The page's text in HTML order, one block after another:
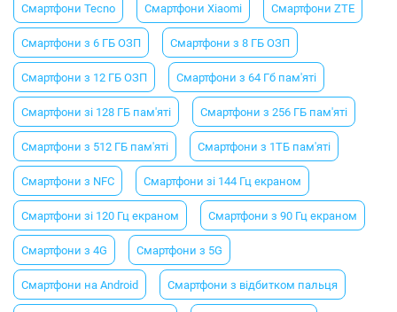
Смартфони Tecno Смартфони Xiaomi Смартфони ZTE
Смартфони з 6 ГБ ОЗП Смартфони з 8 ГБ ОЗП
Смартфони з 12 ГБ ОЗП Смартфони з 64 Гб пам'яті
Смартфони зі 128 ГБ пам'яті Смартфони з 256 ГБ пам'яті
Смартфони з 512 ГБ пам'яті Смартфони з 1ТБ пам'яті
Смартфони з NFC Смартфони зі 144 Гц екраном
Смартфони зі 120 Гц екраном Смартфони з 90 Гц екраном
Смартфони з 4G Смартфони з 5G
Смартфони на Android Смартфони з відбитком пальця